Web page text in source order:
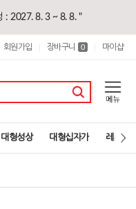
: 2027. 8. 3 ~ 8. 8. "
회원가입 장바구니 0 마이샵
대형성상 대형십자가 레지오